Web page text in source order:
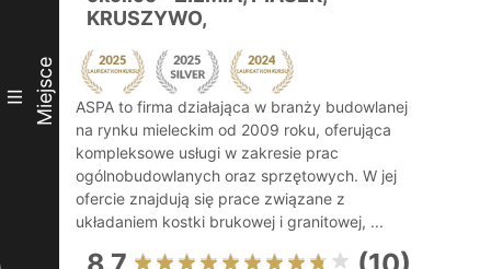
III Miejsce
KRUSZYWO,
ASPA to firma działająca w branży budowlanej
na rynku mieleckim od 2009 roku, oferująca
kompleksowe usługi w zakresie prac
ogólnobudowlanych oraz sprzętowych. W jej
ofercie znajdują się prace związane z
układaniem kostki brukowej i granitowej, ...